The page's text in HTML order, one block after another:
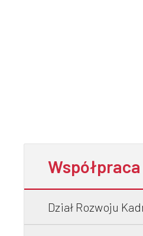
Współpraca
Dział Rozwoju